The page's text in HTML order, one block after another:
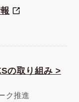
の取り組み >
ク推進